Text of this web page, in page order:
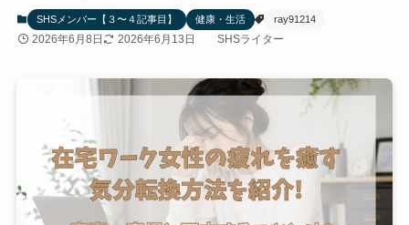
SHSメンバー【３〜４記事目】 健康・生活 ray91214
2026年6月8日 2026年6月13日 SHSライター